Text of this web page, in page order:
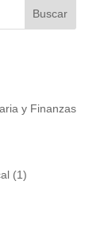
y Finanzas
(1)